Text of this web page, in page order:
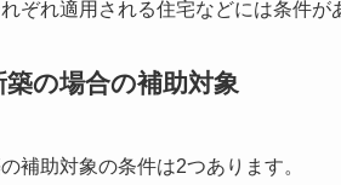
ぞれ適用される住宅などには条件が
の場合の補助対象
補助対象の条件は2つあります。